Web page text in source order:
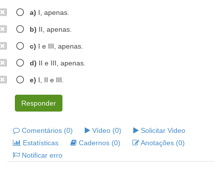
a) I, apenas.
b) II, apenas.
c) I e III, apenas.
d) II e III, apenas.
e) I, II e III.
Responder
Comentários (0) Vídeo (0)
Solicitar Video
Estatísticas
Cadernos (0)
Anotações (0)
Notificar erro